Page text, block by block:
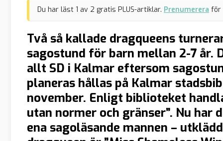
Du har läst 1 av 2 gratis PLUS-artiklar. Prenumerera för
Två så kallade dragqueens
sagostund för barn mellan 2-7
allt SD i Kalmar eftersom
planeras hållas på Kalmar
november. Enligt biblioteket
utan normer och gränser”. Nu
ena sagoläsande mannen –